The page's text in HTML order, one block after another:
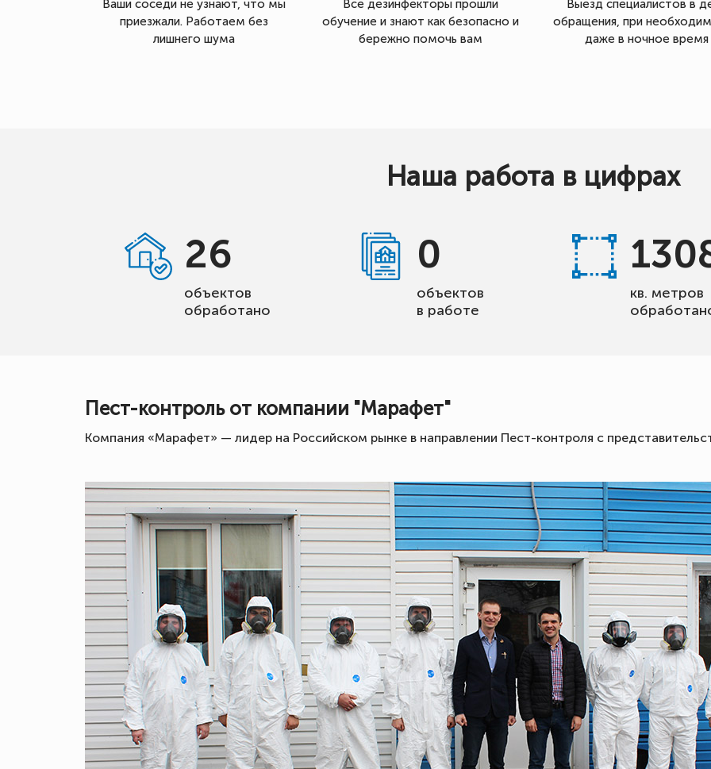
Ваши соседи не узнают, что мы
приезжали. Работаем без
лишнего шума
Все дезинфекторы прошли
обучение и знают как безопасно и
бережно помочь вам
Выезд специалистов в
обращения, при
даже в ночное время
Наша работа в цифрах
26
объектов
обработано
0
объектов
в работе
кв. метров
Пест-контроль от компании "Марафет"
Компания «Марафет» — лидер на Российском рынке в направлении Пест-контроля с